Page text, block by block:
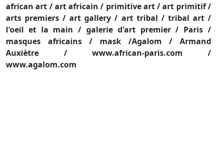
african art / art africain / primitive art / art primitif /
arts premiers / art gallery / art tribal / tribal art /
l'oeil et la main / galerie d'art premier / Paris /
masques africains / mask /Agalom / Armand
Auxiètre / www.african-paris.com /
www.agalom.com